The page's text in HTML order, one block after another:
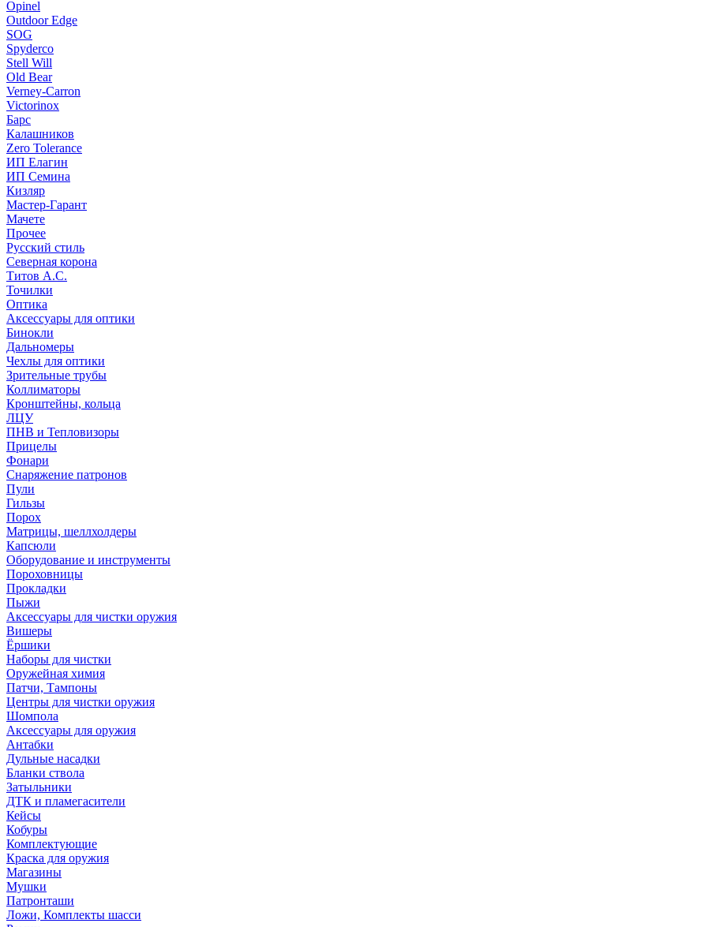
Opinel
Outdoor Edge
SOG
Spyderco
Stell Will
Old Bear
Verney-Carron
Victorinox
Барс
Калашников
Zero Tolerance
ИП Елагин
ИП Семина
Кизляр
Мастер-Гарант
Мачете
Прочее
Русский стиль
Северная корона
Титов А.С.
Точилки
Оптика
Аксессуары для оптики
Бинокли
Дальномеры
Чехлы для оптики
Зрительные трубы
Коллиматоры
Кронштейны, кольца
ЛЦУ
ПНВ и Тепловизоры
Прицелы
Фонари
Снаряжение патронов
Пули
Гильзы
Порох
Матрицы, шеллхолдеры
Капсюли
Оборудование и инструменты
Пороховницы
Прокладки
Пыжи
Аксессуары для чистки оружия
Вишеры
Ёршики
Наборы для чистки
Оружейная химия
Патчи, Тампоны
Центры для чистки оружия
Шомпола
Аксессуары для оружия
Антабки
Дульные насадки
Бланки ствола
Затыльники
ДТК и пламегасители
Кейсы
Кобуры
Комплектующие
Краска для оружия
Магазины
Мушки
Патронташи
Ложи, Комплекты шасси